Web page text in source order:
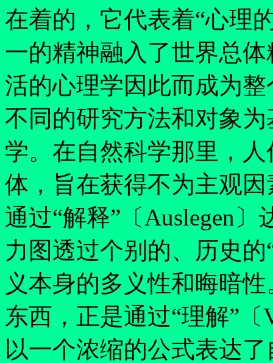
在着的，它代表着“心理
一的精神融入了世界总
活的心理学因此而成为
不同的研究方法和对象
学。在自然科学那里，
体，旨在获得不为主观
通过“解释” 〔Auslegen
力图透过个别的、历史的
义本身的多义性和晦暗
东西，正是通过“理解”
以一个浓缩的公式表达